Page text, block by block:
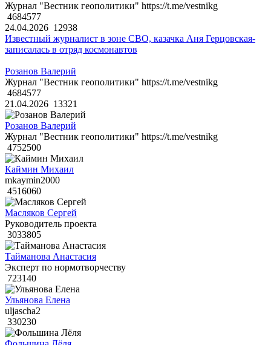
Журнал "Вестник геополитики" https://t.me/vestnikg
4684577
24.04.2026 12938
Известный журналист в зоне СВО, казачка Аня Герцовская-
записалась в отряд космонавтов
Розанов Валерий
Журнал "Вестник геополитики" https://t.me/vestnikg
4684577
21.04.2026 13321
Розанов Валерий
Журнал "Вестник геополитики" https://t.me/vestnikg
4752500
Каймин Михаил
mkaymin2000
4516060
Масляков Сергей
Руководитель проекта
3033805
Тайманова Анастасия
Эксперт по нормотворчеству
723140
Ульянова Елена
uljascha2
330230